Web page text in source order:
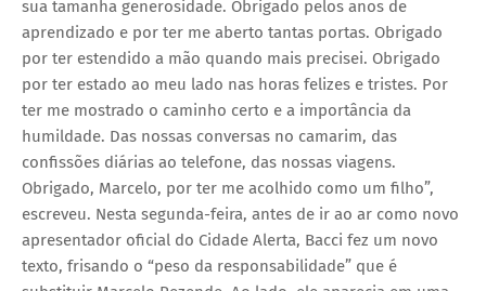
sua tamanha generosidade. Obrigado pelos anos de
aprendizado e por ter me aberto tantas portas. Obrigado
por ter estendido a mão quando mais precisei. Obrigado
por ter estado ao meu lado nas horas felizes e tristes. Por
ter me mostrado o caminho certo e a importância da
humildade. Das nossas conversas no camarim, das
confissões diárias ao telefone, das nossas viagens.
Obrigado, Marcelo, por ter me acolhido como um filho”,
escreveu. Nesta segunda-feira, antes de ir ao ar como novo
apresentador oficial do Cidade Alerta, Bacci fez um novo
texto, frisando o “peso da responsabilidade” que é